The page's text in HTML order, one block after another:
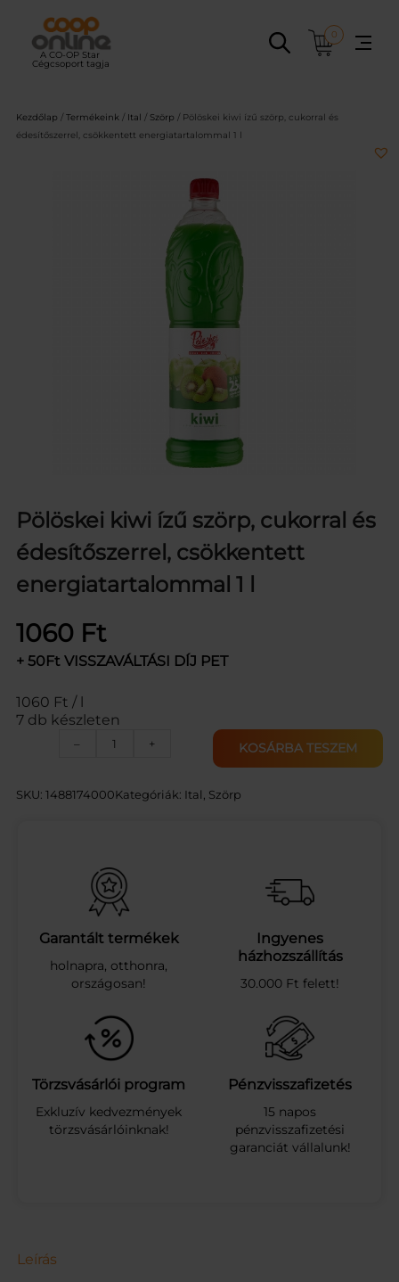
tartalomhoz
0
Kezdőlap / Termékeink / Ital / Szörp / Pölöskei kiwi ízű szörp, cukorral és
édesítőszerrel, csökkentett energiatartalommal 1 l
Pölöskei kiwi ízű szörp, cukorral és
édesítőszerrel, csökkentett
energiatartalommal 1 l
1060 Ft
+ 50Ft VISSZAVÁLTÁSI DÍJ PET
1060 Ft / l
7 db készleten
–
P
Ö
G
Y
Ü
M
S
Z
R
U
P
K
I
W
I
+ KOSÁRBA TESZEM
SKU: 1488174000Kategóriák: Ital Szörp
Garantált termékek
holnapra, otthonra,
országosan!
Ingyenes
házhozszállítás
30.000 Ft felett!
Törzsvásárlói program
Exkluzív kedvezmények
törzsvásárlóinknak!
Pénzvisszafizetés
15 napos
pénzvisszafizetési
garanciát vállalunk!
Leírás